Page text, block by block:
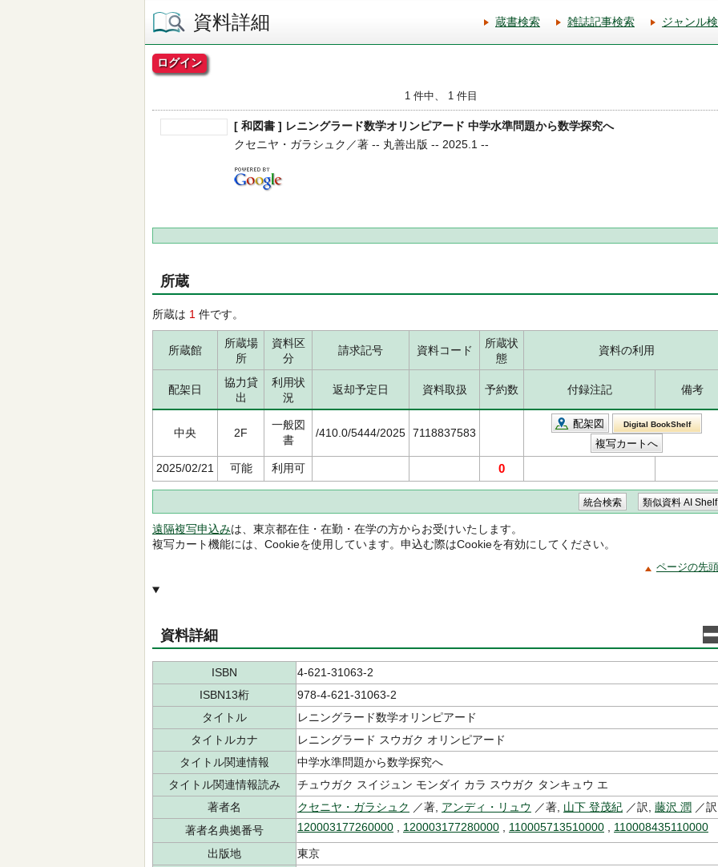
資料詳細 蔵書検索 雑誌記事検索 ジャンル
ログイン
1 件中、 1 件目
[ 和図書 ] レニングラード数学オリンピアード 中学水準問題から数学探究へ
クセニヤ・ガラシュク／著 -- 丸善出版 -- 2025.1 --
所蔵
所蔵は 1 件です。
所蔵館
所蔵場
所
資料区
分
請求記号 資料コード
所蔵状
態
資料の利用
配架日
協力貸
出
利用状
況
返却予定日 資料取扱 予約数 付録注記 備考
中央 2F
一般図
書
/410.0/5444/2025 7118837583
配架図 Digital BookShelf
2025/02/21 可能 利用可 0
遠隔複写申込みは、東京都在住・在勤・在学の方からお受けいたします。
複写カート機能には、Cookieを使用しています。申込む際はCookieを有効にしてください。
ページの先
資料詳細
ISBN
4-621-31063-2
ISBN13桁
978-4-621-31063-2
タイトル
レニングラード数学オリンピアード
タイトルカナ
レニングラード スウガク オリンピアード
タイトル関連情報
中学水準問題から数学探究へ
タイトル関連情報読み
チュウガク スイジュン モンダイ カラ スウガク タンキュウ エ
著者名
クセニヤ・ガラシュク ／著, アンディ・リュウ ／著, 山下 登茂紀 ／訳, 藤沢 潤 ／訳
著者名典拠番号
120003177260000 120003177280000 110005713510000 110008435110000
出版地
東京